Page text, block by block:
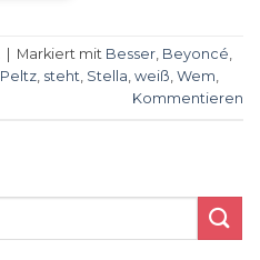
Markiert mit Besser Beyoncé
Peltz steht Stella weiß Wem
Kommentieren